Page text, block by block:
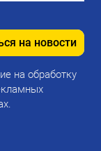
на новости
на обработку